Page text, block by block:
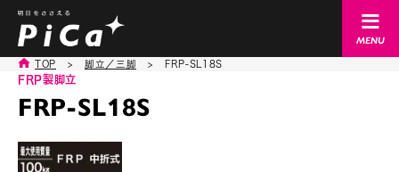
TOP > 脚立／三脚 > FRP-SL18S
FRP-SL18S
FRP製脚立